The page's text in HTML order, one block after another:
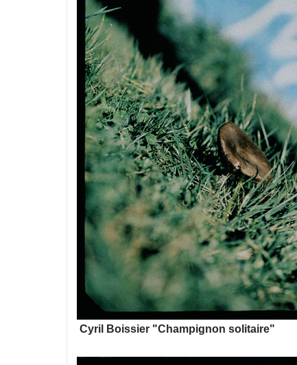
Cyril Boissier "Champignon solitaire"